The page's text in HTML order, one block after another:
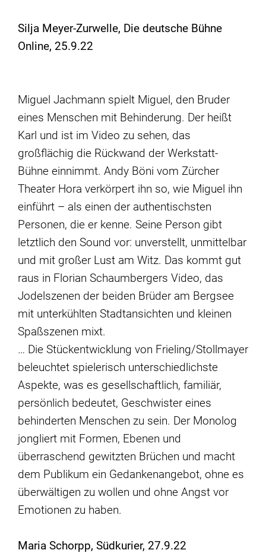
Silja Meyer-Zurwelle, Die deutsche Bühne
Online, 25.9.22
Miguel Jachmann spielt Miguel, den Bruder
eines Menschen mit Behinderung. Der heißt
Karl und ist im Video zu sehen, das
großflächig die Rückwand der Werkstatt-
Bühne einnimmt. Andy Böni vom Zürcher
Theater Hora verkörpert ihn so, wie Miguel ihn
einführt – als einen der authentischsten
Personen, die er kenne. Seine Person gibt
letztlich den Sound vor: unverstellt, unmittelbar
und mit großer Lust am Witz. Das kommt gut
raus in Florian Schaumbergers Video, das
Jodelszenen der beiden Brüder am Bergsee
mit unterkühlten Stadtansichten und kleinen
Spaßszenen mixt.
… Die Stückentwicklung von Frieling/Stollmayer
beleuchtet spielerisch unterschiedlichste
Aspekte, was es gesellschaftlich, familiär,
persönlich bedeutet, Geschwister eines
behinderten Menschen zu sein. Der Monolog
jongliert mit Formen, Ebenen und
überraschend gewitzten Brüchen und macht
dem Publikum ein Gedankenangebot, ohne es
überwältigen zu wollen und ohne Angst vor
Emotionen zu haben.
Maria Schorpp, Südkurier, 27.9.22